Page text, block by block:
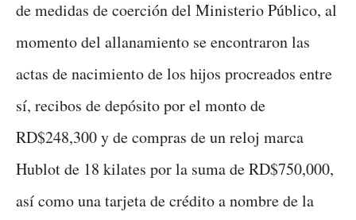
de medidas de coerción del Ministerio Público, al
momento del allanamiento se encontraron las
actas de nacimiento de los hijos procreados entre
sí, recibos de depósito por el monto de
RD$248,300 y de compras de un reloj marca
Hublot de 18 kilates por la suma de RD$750,000,
así como una tarjeta de crédito a nombre de la